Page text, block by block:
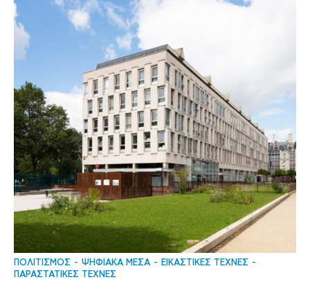
ΠΟΛΙΤΙΣΜΟΣ ΨΗΦΙΑΚΑ ΜΕΣΑ
ΕΙΚΑΣΤΙΚΕΣ ΤΕΧΝΕΣ
ΠΑΡΑΣΤΑΤΙΚΕΣ ΤΕΧΝΕΣ